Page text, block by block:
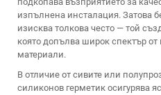
изпълнена инсталация. Затова
изисква толкова често — той
която допълва широк спектър
материали.
В отличие от сивите или
силиконов герметик осигурява